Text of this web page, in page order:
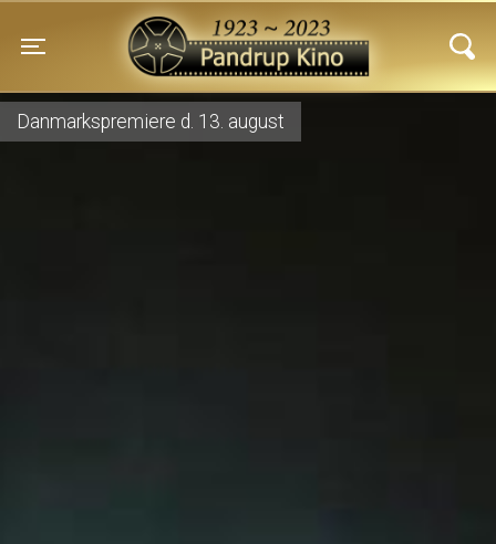
Toggle navigation
Pandrup Kino
Danmarkspremiere d. 13. august